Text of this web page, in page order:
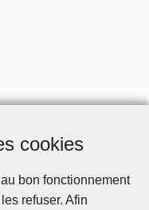
cookies
bon fonctionnement
refuser. Afin